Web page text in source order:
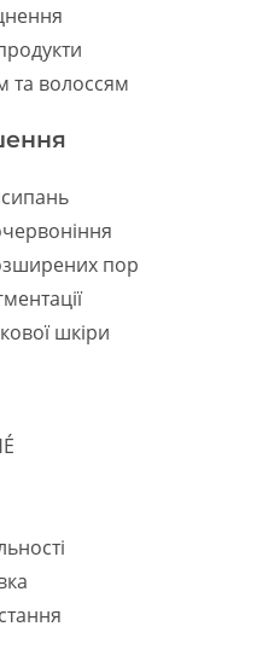
та волоссям
пор
шкіри